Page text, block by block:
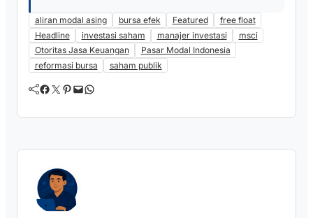
aliran modal asing bursa efek Featured
free float
Headline
investasi saham manajer investasi
msci
Otoritas Jasa Keuangan
Pasar Modal Indonesia
reformasi bursa
saham publik
Facebook Twitter Pinterest Mail WhatsApp